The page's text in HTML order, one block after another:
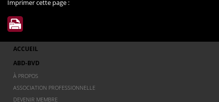
Imprimer cette page :
ACCUEIL
ABD-BVD
À PROPOS
ASSOCIATION PROFESSIONNELLE
DEVENIR MEMBRE